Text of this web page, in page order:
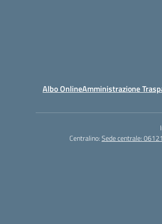
Albo OnlineAmministrazione
Centralino:Sede centrale: